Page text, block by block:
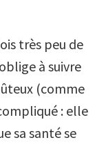
très peu de
à suivre
(comme
: elle
sa santé se